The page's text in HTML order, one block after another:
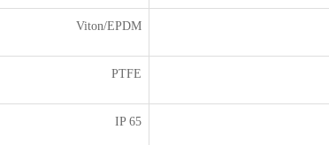
Viton/EPDM
PTFE
IP 65